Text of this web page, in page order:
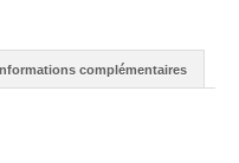
complémentaires